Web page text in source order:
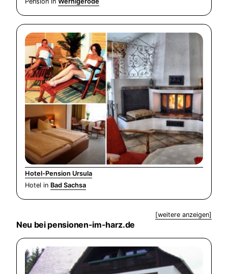
Hotel-Pension Ursula
Hotel in Bad Sachsa
[weitere anzeigen]
Neu bei pensionen-im-harz.de